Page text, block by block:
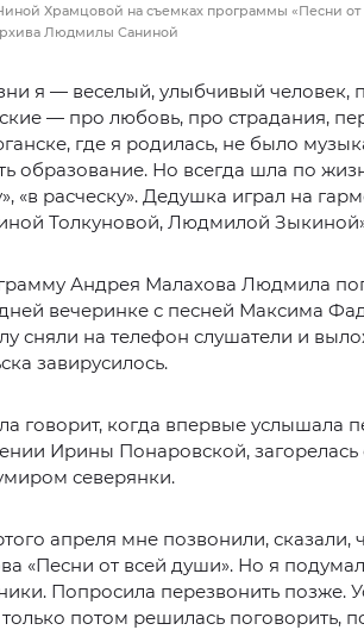
Храмцовой на съемках программы «Песни от
Людмилы Саниной
я — веселый, улыбчивый человек,
— про любовь, про страдания,
где я родилась, не было
образование. Но всегда шла по
«в расческу». Дедушка играл на
Толкуновой, Людмилой
Андрея Малахова Людмила
вечеринке с песней Максима
сняли на телефон слушатели и
завирусилось.
говорит, когда впервые услышала
Ирины Понаровской, загорелась
северянки.
апреля мне позвонили,
«Песни от всей души». Но я
Попросила перезвонить позже.
потом решилась поговорить,